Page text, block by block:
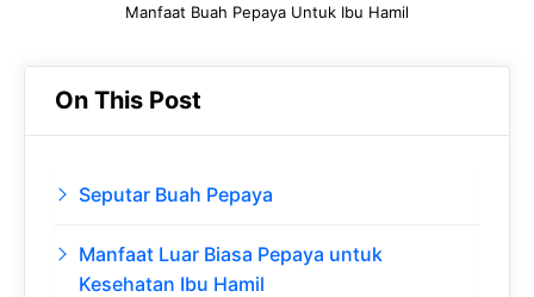
Manfaat Buah Pepaya Untuk Ibu Hamil
On This Post
Seputar Buah Pepaya
Manfaat Luar Biasa Pepaya untuk
Kesehatan Ibu Hamil